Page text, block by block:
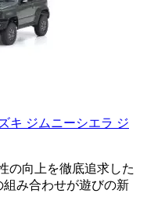
キ ジムニーシエラ ジ
の向上を徹底追求した
み合わせが遊びの新